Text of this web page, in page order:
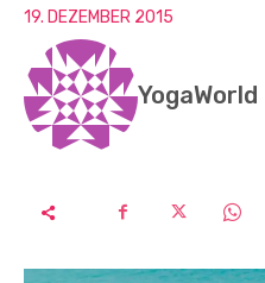
19. DEZEMBER 2015